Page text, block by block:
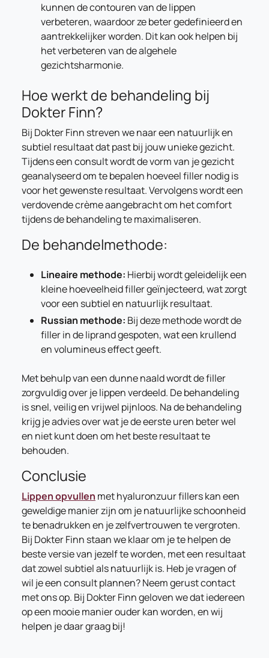
kunnen de contouren van de lippen
verbeteren, waardoor ze beter gedefinieerd en
aantrekkelijker worden. Dit kan ook helpen bij
het verbeteren van de algehele
gezichtsharmonie.
Hoe werkt de behandeling bij
Dokter Finn?
Bij Dokter Finn streven we naar een natuurlijk en
subtiel resultaat dat past bij jouw unieke gezicht.
Tijdens een consult wordt de vorm van je gezicht
geanalyseerd om te bepalen hoeveel filler nodig is
voor het gewenste resultaat. Vervolgens wordt een
verdovende crème aangebracht om het comfort
tijdens de behandeling te maximaliseren.
De behandelmethode:
Lineaire methode: Hierbij wordt geleidelijk een
kleine hoeveelheid filler geïnjecteerd, wat zorgt
voor een subtiel en natuurlijk resultaat.
Russian methode: Bij deze methode wordt de
filler in de liprand gespoten, wat een krullend
en volumineus effect geeft.
Met behulp van een dunne naald wordt de filler
zorgvuldig over je lippen verdeeld. De behandeling
is snel, veilig en vrijwel pijnloos. Na de behandeling
krijg je advies over wat je de eerste uren beter wel
en niet kunt doen om het beste resultaat te
behouden.
Conclusie
Lippen opvullen met hyaluronzuur fillers kan een
geweldige manier zijn om je natuurlijke schoonheid
te benadrukken en je zelfvertrouwen te vergroten.
Bij Dokter Finn staan we klaar om je te helpen de
beste versie van jezelf te worden, met een resultaat
dat zowel subtiel als natuurlijk is. Heb je vragen of
wil je een consult plannen? Neem gerust contact
met ons op. Bij Dokter Finn geloven we dat iedereen
op een mooie manier ouder kan worden, en wij
helpen je daar graag bij!